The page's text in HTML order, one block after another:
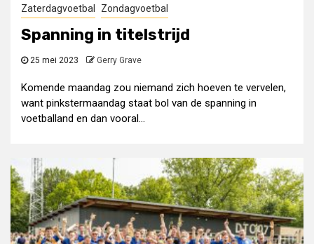
Zaterdagvoetbal Zondagvoetbal
Spanning in titelstrijd
25 mei 2023 Gerry Grave
Komende maandag zou niemand zich hoeven te vervelen,
want pinkstermaandag staat bol van de spanning in
voetballand en dan vooral...